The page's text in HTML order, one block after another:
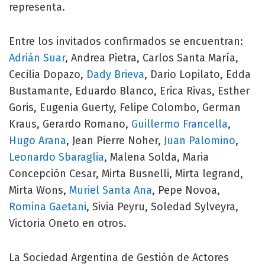
representa.
Entre los invitados confirmados se encuentran:
Adrián Suar, Andrea Pietra, Carlos Santa María,
Cecilia Dopazo, Dady Brieva, Dario Lopilato, Edda
Bustamante, Eduardo Blanco, Erica Rivas, Esther
Goris, Eugenia Guerty, Felipe Colombo, German
Kraus, Gerardo Romano, Guillermo Francella,
Hugo Arana, Jean Pierre Noher, Juan Palomino,
Leonardo Sbaraglia, Malena Solda, Maria
Concepción Cesar, Mirta Busnelli, Mirta legrand,
Mirta Wons, Muriel Santa Ana, Pepe Novoa,
Romina Gaetani, Sivia Peyru, Soledad Sylveyra,
Victoria Oneto en otros.
La Sociedad Argentina de Gestión de Actores